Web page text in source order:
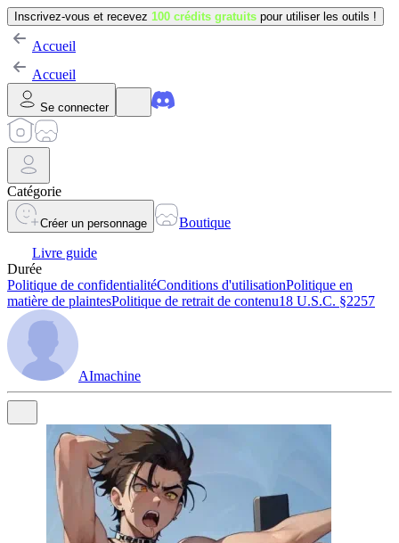
Inscrivez-vous et recevez 100 crédits gratuits pour utiliser les outils !
Accueil
Accueil
Se connecter
Catégorie
Créer un personnage
Boutique
Livre guide
Durée
Politique de confidentialitéConditions d'utilisationPolitique en
matière de plaintesPolitique de retrait de contenu18 U.S.C. §2257
AImachine